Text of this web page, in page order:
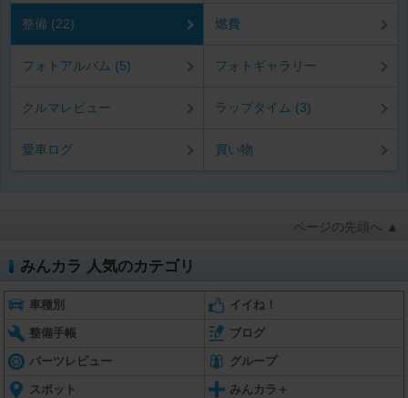
整備 (22) 燃費
フォトアルバム (5) フォトギャラリー
クルマレビュー ラップタイム (3)
愛車ログ 買い物
ページの先頭へ ▲
みんカラ 人気のカテゴリ
車種別 イイね！
整備手帳 ブログ
パーツレビュー グループ
スポット みんカラ＋